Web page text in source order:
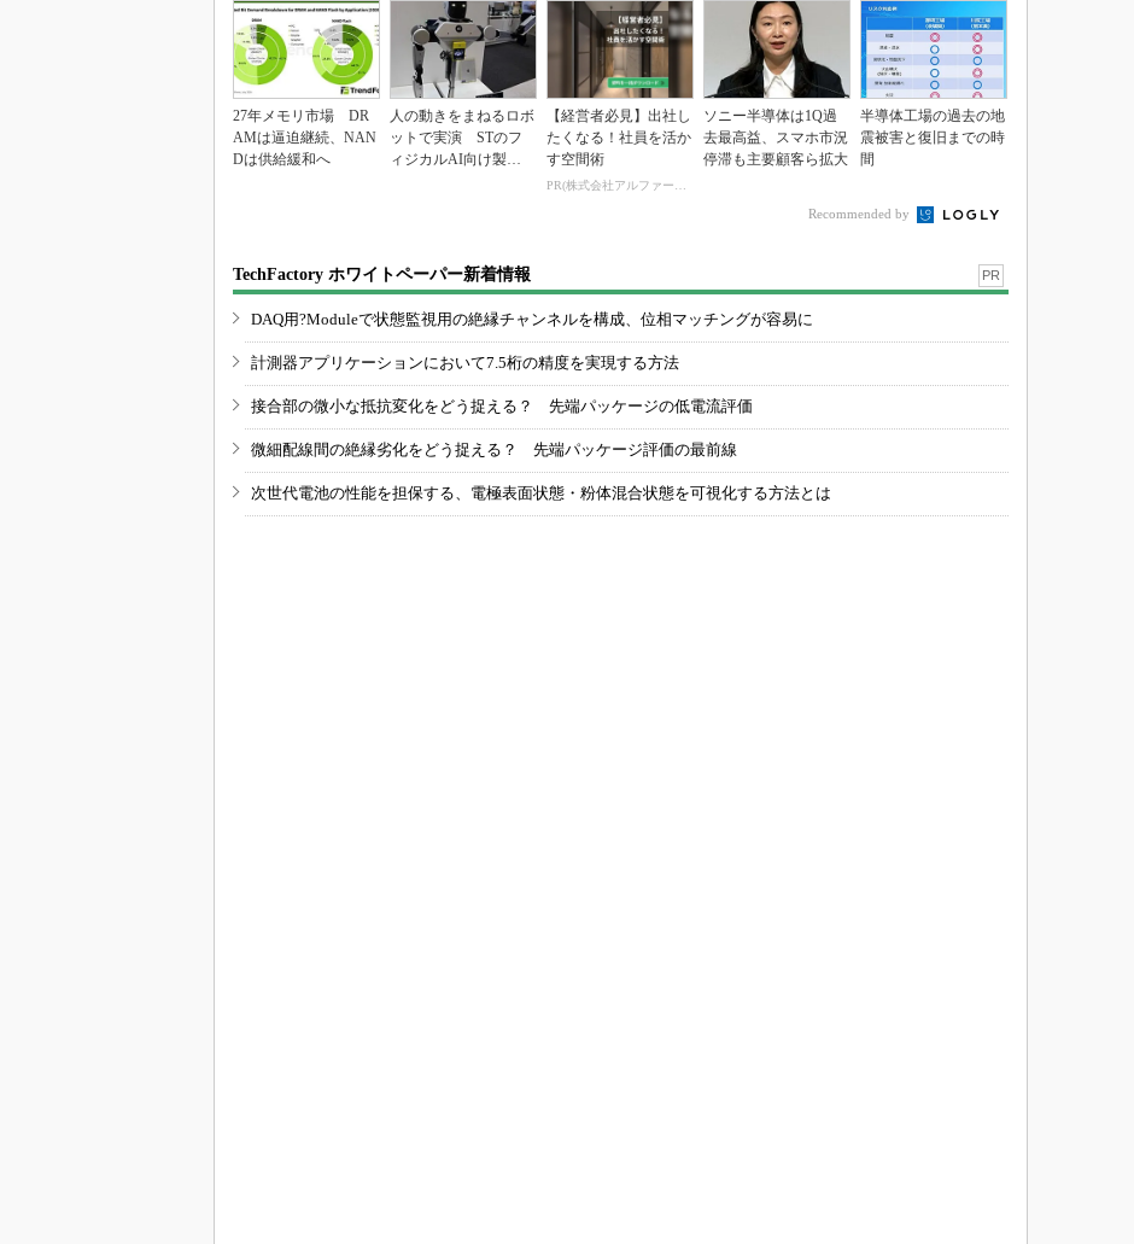
27年メモリ市場 DR
AMは逼迫継続、NAN
Dは供給緩和へ
人の動きをまねるロボ
ットで実演 STのフ
ィジカルAI向け製品
【経営者必見】出社し
たくなる！社員を活か
す空間術
PR(株式会社アルファーテクノ)
ソニー半導体は1Q過
去最高益、スマホ市況
停滞も主要顧客ら拡大
半導体工場の過去の地
震被害と復旧までの時
間
Recommended by
TechFactory ホワイトペーパー新着情報 PR
DAQ用?Moduleで状態監視用の絶縁チャンネルを構成、位相マッチングが容易に
計測器アプリケーションにおいて7.5桁の精度を実現する方法
接合部の微小な抵抗変化をどう捉える？ 先端パッケージの低電流評価
微細配線間の絶縁劣化をどう捉える？ 先端パッケージ評価の最前線
次世代電池の性能を担保する、電極表面状態・粉体混合状態を可視化する方法とは